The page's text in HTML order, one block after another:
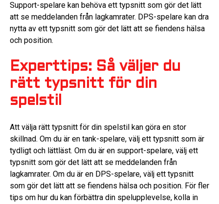
Support-spelare kan behöva ett typsnitt som gör det lätt
att se meddelanden från lagkamrater. DPS-spelare kan dra
nytta av ett typsnitt som gör det lätt att se fiendens hälsa
och position.
Experttips: Så väljer du
rätt typsnitt för din
spelstil
Att välja rätt typsnitt för din spelstil kan göra en stor
skillnad. Om du är en tank-spelare, välj ett typsnitt som är
tydligt och lättläst. Om du är en support-spelare, välj ett
typsnitt som gör det lätt att se meddelanden från
lagkamrater. Om du är en DPS-spelare, välj ett typsnitt
som gör det lätt att se fiendens hälsa och position. För fler
tips om hur du kan förbättra din spelupplevelse, kolla in